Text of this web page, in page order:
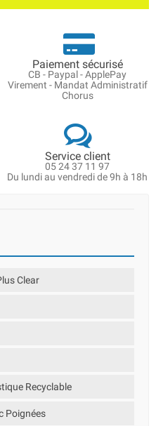
Paiement sécurisé
CB - Paypal - ApplePay
Virement - Mandat Administratif
Chorus
Service client
05 24 37 11 97
Du lundi au vendredi de 9h à 18h
Clear
Recyclable
Poignées